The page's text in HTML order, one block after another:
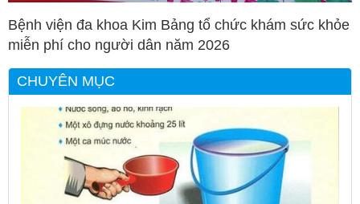
Bệnh viện đa khoa Kim Bảng tổ chức khám sức khỏe
miễn phí cho người dân năm 2026
CHUYÊN MỤC